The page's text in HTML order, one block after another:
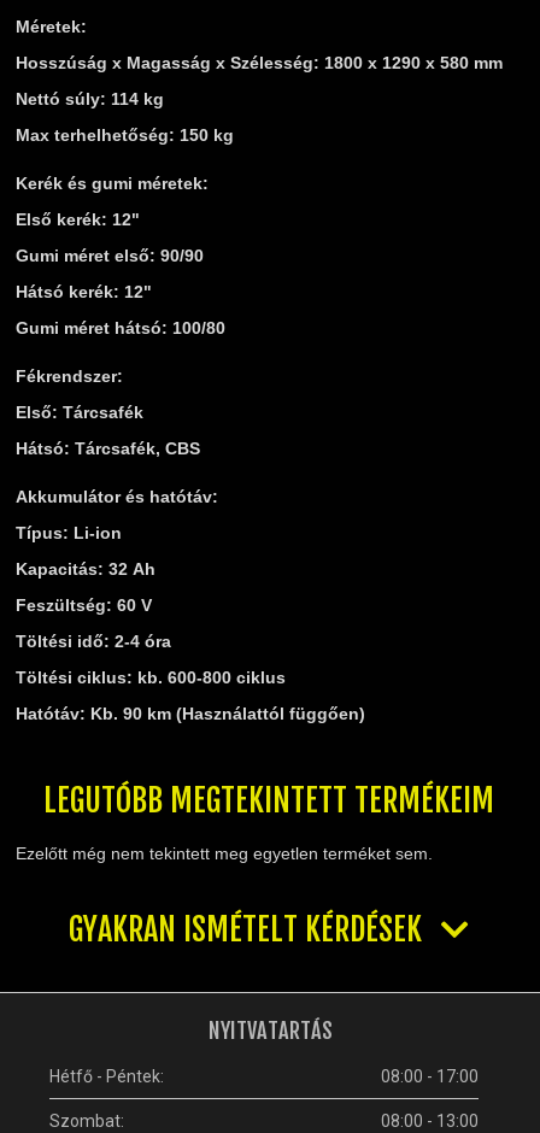
Méretek:
Hosszúság x Magasság x Szélesség: 1800 x 1290 x 580 mm
Nettó súly: 114 kg
Max terhelhetőség: 150 kg
Kerék és gumi méretek:
Első kerék: 12"
Gumi méret első: 90/90
Hátsó kerék: 12"
Gumi méret hátsó: 100/80
Fékrendszer:
Első: Tárcsafék
Hátsó: Tárcsafék, CBS
Akkumulátor és hatótáv:
Típus: Li-ion
Kapacitás: 32 Ah
Feszültség: 60 V
Töltési idő: 2-4 óra
Töltési ciklus: kb. 600-800 ciklus
Hatótáv: Kb. 90 km (Használattól függően)
LEGUTÓBB MEGTEKINTETT TERMÉKEIM
Ezelőtt még nem tekintett meg egyetlen terméket sem.
GYAKRAN ISMÉTELT KÉRDÉSEK
NYITVATARTÁS
Hétfő - Péntek: 08:00 - 17:00
Szombat: 08:00 - 13:00